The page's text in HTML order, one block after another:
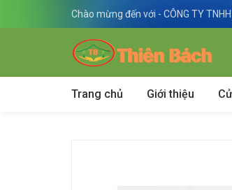
Chào mừng đến với - CÔNG TY
Trang chủ Giới thiệu